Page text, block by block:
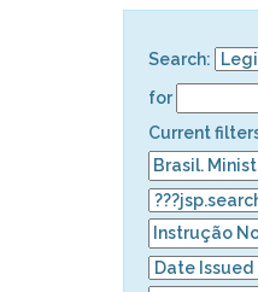
Search:
for
Current